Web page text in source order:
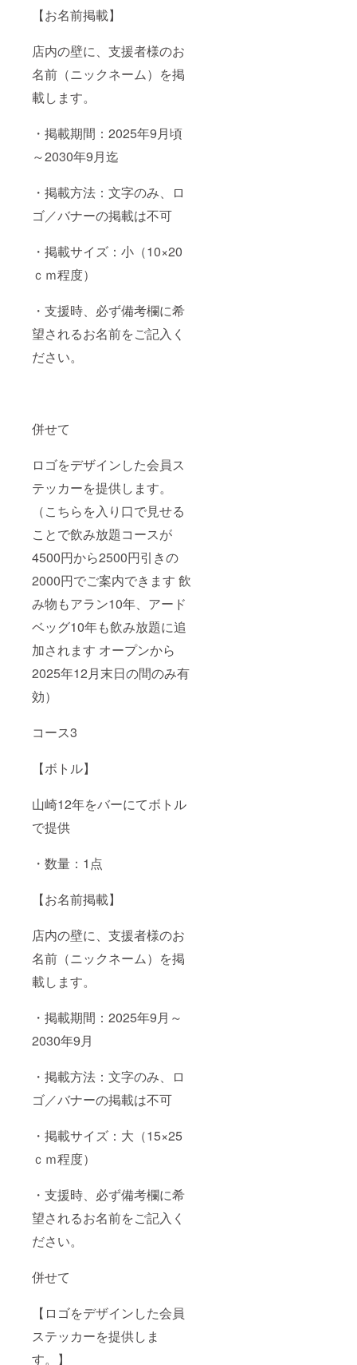
【お名前掲載】
店内の壁に、支援者様のお
名前（ニックネーム）を掲
載します。
・掲載期間：2025年9月頃
～2030年9月迄
・掲載方法：文字のみ、ロ
ゴ／バナーの掲載は不可
・掲載サイズ：小（10×20
ｃｍ程度）
・支援時、必ず備考欄に希
望されるお名前をご記入く
ださい。
併せて
ロゴをデザインした会員ス
テッカーを提供します。
（こちらを入り口で見せる
ことで飲み放題コースが
4500円から2500円引きの
2000円でご案内できます 飲
み物もアラン10年、アード
ベッグ10年も飲み放題に追
加されます オープンから
2025年12月末日の間のみ有
効）
コース3
【ボトル】
山崎12年をバーにてボトル
で提供
・数量：1点
【お名前掲載】
店内の壁に、支援者様のお
名前（ニックネーム）を掲
載します。
・掲載期間：2025年9月～
2030年9月
・掲載方法：文字のみ、ロ
ゴ／バナーの掲載は不可
・掲載サイズ：大（15×25
ｃｍ程度）
・支援時、必ず備考欄に希
望されるお名前をご記入く
ださい。
併せて
【ロゴをデザインした会員
ステッカーを提供しま
す。】